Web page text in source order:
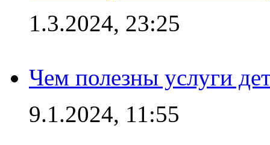
1.3.2024, 23:25
Чем полезны услуги
9.1.2024, 11:55